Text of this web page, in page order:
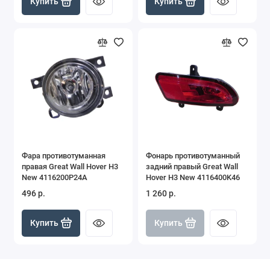
Фара противотуманная
правая Great Wall Hover H3
New 4116200P24A
496 р.
Купить
Фонарь противотуманный
задний правый Great Wall
Hover H3 New 4116400K46
1 260 р.
Купить